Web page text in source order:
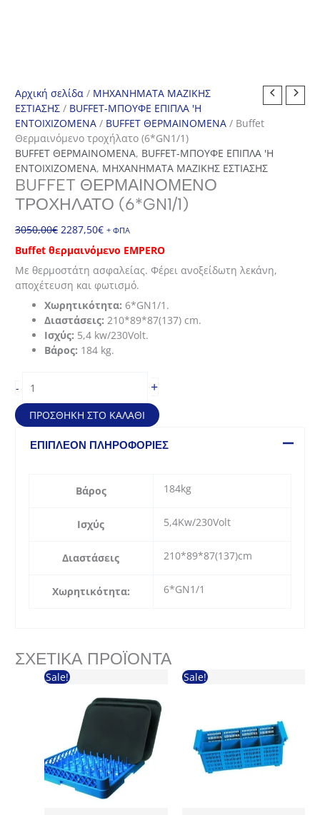
Αρχική σελίδα / ΜΗΧΑΝΗΜΑΤΑ ΜΑΖΙΚΗΣ
ΕΣΤΙΑΣΗΣ / BUFFET-ΜΠΟΥΦΕ ΕΠΙΠΛΑ 'Η
ΕΝΤΟΙΧΙΖΟΜΕΝΑ / BUFFET ΘΕΡΜΑΙΝΟΜΕΝΑ / Buffet
Θερμαινόμενο τροχήλατο (6*GN1/1)
BUFFET ΘΕΡΜΑΙΝΟΜΕΝΑ, BUFFET-ΜΠΟΥΦΕ ΕΠΙΠΛΑ 'Η
ΕΝΤΟΙΧΙΖΟΜΕΝΑ, ΜΗΧΑΝΗΜΑΤΑ ΜΑΖΙΚΗΣ ΕΣΤΙΑΣΗΣ
BUFFET ΘΕΡΜΑΙΝΌΜΕΝΟ
ΤΡΟΧΉΛΑΤΟ (6*GN1/1)
3050,00€ Original
was:
3050,00€.
2287,50€Η
τρέχουσα
είναι:
2287,50€.
+ ΦΠΑ
Buffet θερμαινόμενο EMPERO
Με θερμοστάτη ασφαλείας. Φέρει ανοξείδωτη λεκάνη,
αποχέτευση και φωτισμό.
Χωρητικότητα: 6*GN1/1.
Διαστάσεις: 210*89*87(137) cm.
Ισχύς: 5,4 kw/230Volt.
Βάρος: 184 kg.
-
Θερμαινόμενο
τροχήλατο
(6*GN1/1)
ποσότητα
+
ΠΡΟΣΘΉΚΗ ΣΤΟ ΚΑΛΆΘΙ
ΕΠΙΠΛΈΟΝ ΠΛΗΡΟΦΟΡΊΕΣ
Βάρος 184kg
Ισχύς 5,4Kw/230Volt
Διαστάσεις 210*89*87(137)cm
Χωρητικότητα: 6*GN1/1
ΣΧΕΤΙΚΆ ΠΡΟΪΌΝΤΑ
Sale! Sale!